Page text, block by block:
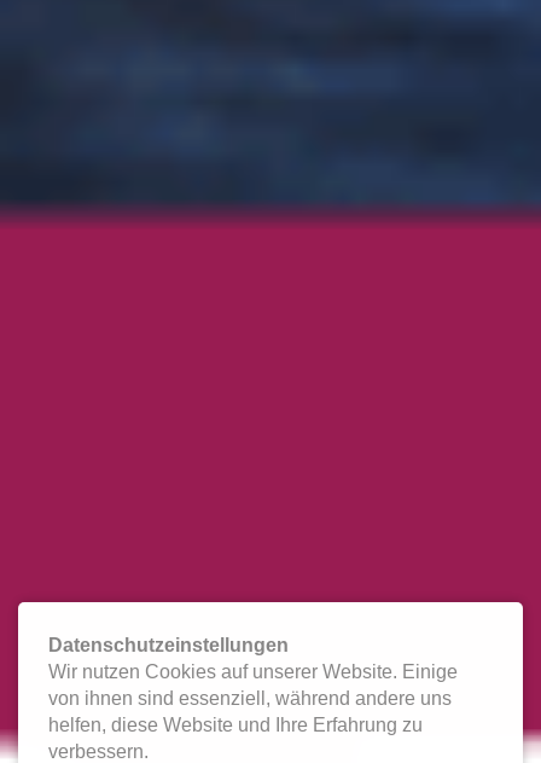
Datenschutzeinstellungen
Wir nutzen Cookies auf unserer Website. Einige
von ihnen sind essenziell, während andere uns
helfen, diese Website und Ihre Erfahrung zu
verbessern.